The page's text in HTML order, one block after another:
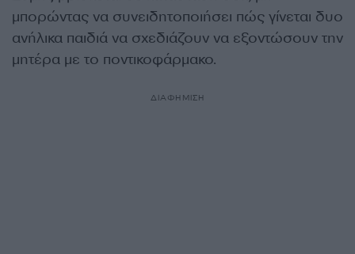
μπορώντας να συνειδητοποιήσει πώς γίνεται δυο
ανήλικα παιδιά να σχεδιάζουν να εξοντώσουν την
μητέρα με το ποντικοφάρμακο.
ΔΙΑΦΗΜΙΣΗ